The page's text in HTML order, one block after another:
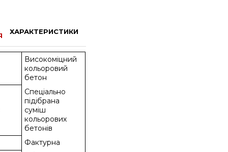
ХАРАКТЕРИСТИКИ
Високоміцний
кольоровий
бетон
Спеціально
підібрана
суміш
кольорових
бетонів
Фактурна